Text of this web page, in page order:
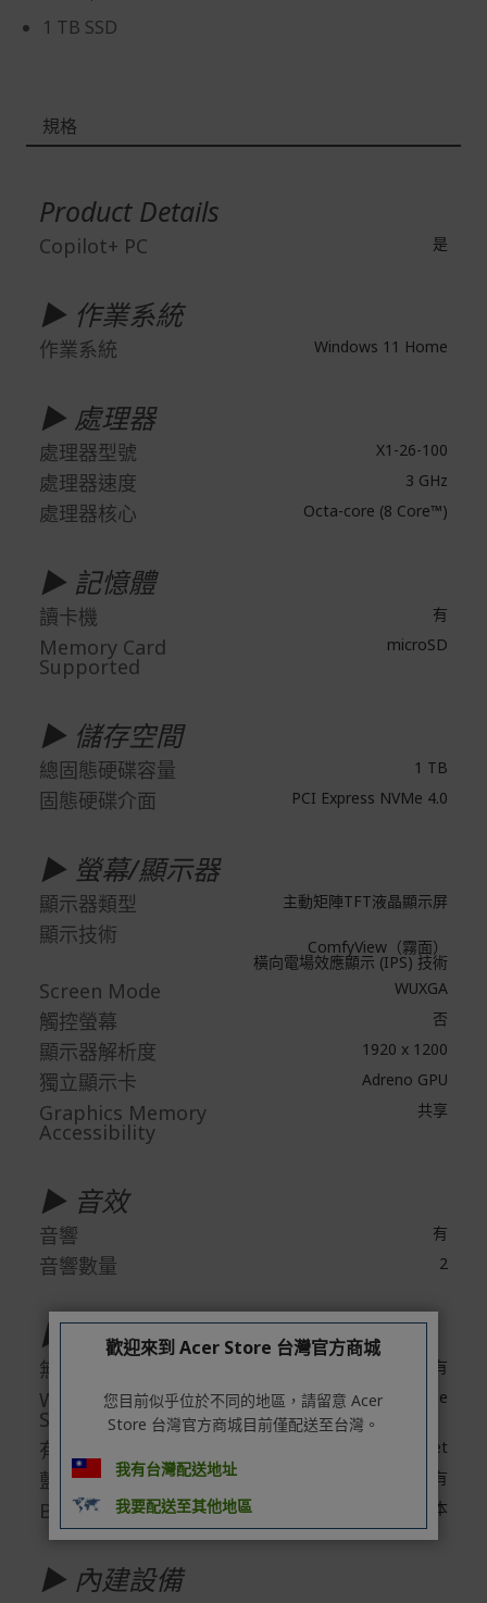
本站商品除有特別標示收取運費之商品，其餘全館皆可免
以選擇配送至全台各地服務中心。
在消費者完成訂單付款後兩個工作天內會安排訂單出貨，
外島的狀況，
您可以於「我的訂單」內查詢訂單出貨狀態 (路徑：我的帳
實際的到貨時間依配合的物流商做安排，在無特殊狀況下
可在出貨後的兩個工作天內送達。
預購商品依商品頁面上的出貨時間安排，且有可能因實際
保固與售後服務
Acer旗下品牌商品保固期限與說明請參考此連結： http
s://www.acer.com/tw-zh/support/warranty/product-wa
rranties
如有相關保固問題以及售後服務問題，您可以透過專線或
服務信箱聯繫客服。
付款方式
信用卡一次付清：支援Visa、Master Card及JCB卡
別
信用卡分期付款：限指定商品使用，滿1千享3期0利
率/滿1萬享3期0利率/滿3萬享12期0利率
LINEPAY(含iPASS MONEY)
Apple Pay：須使用行動裝置
Samsung Wallet (原Samsung Pay)：須使用行動裝
1 TB SSD
規格
資
Product Details
Copilot+ PC 是
▶ 作業系統
作業系統 Windows 11 Home
▶ 處理器
處理器型號 X1-26-100
處理器速度 3 GHz
處理器核心 Octa-core (8 Core™)
▶ 記憶體
讀卡機 有
Memory Card
Supported
microSD
▶ 儲存空間
總固態硬碟容量 1 TB
固態硬碟介面 PCI Express NVMe 4.0
▶ 螢幕/顯示器
顯示器類型 主動矩陣TFT液晶顯示屏
顯示技術 ComfyView（霧面）
橫向電場效應顯示 (IPS) 技術
Screen Mode WUXGA
觸控螢幕 否
顯示器解析度 1920 x 1200
獨立顯示卡 Adreno GPU
Graphics Memory
Accessibility
共享
▶ 音效
音響 有
音響數量 2
▶ 無線網路
無線網路 有
Wireless LAN
Standard
IEEE 802.11be
有線網路技術 Gigabit Ethernet
藍芽 有
Bluetooth Standard 藍牙5.4或以上版本
▶ 內建設備
歡迎來到 Acer Store 台灣官方商城
您目前似乎位於不同的地區，請留意 Acer
Store 台灣官方商城目前僅配送至台灣。
我有台灣配送地址
我要配送至其他地區